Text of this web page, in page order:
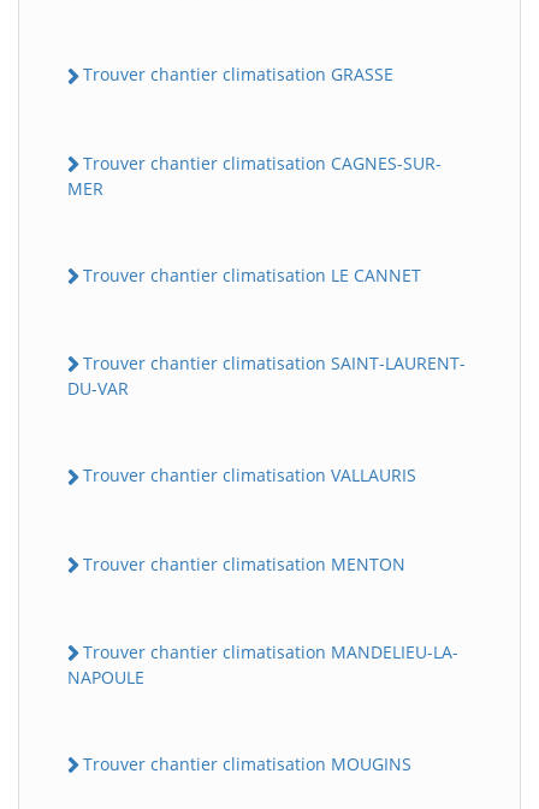
Trouver chantier climatisation GRASSE
Trouver chantier climatisation CAGNES-SUR-
MER
Trouver chantier climatisation LE CANNET
Trouver chantier climatisation SAINT-LAURENT-
DU-VAR
Trouver chantier climatisation VALLAURIS
Trouver chantier climatisation MENTON
Trouver chantier climatisation MANDELIEU-LA-
NAPOULE
Trouver chantier climatisation MOUGINS